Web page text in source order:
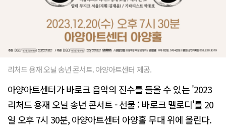
리처드 용재 오닐 송년 콘서트. 아양아트센터 제공.
아양아트센터가 바로크 음악의 진수를 들을 수 있는 '2023
리처드 용재 오닐 송년 콘서트 - 선물 : 바로크 멜로디'를 20
일 오후 7시 30분, 아양아트센터 아양홀 무대 위에 올린다.